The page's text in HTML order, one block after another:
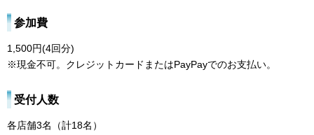
参加費
1,500円(4回分)
※現金不可。クレジットカードまたはPayPayでのお支払い。
受付人数
各店舗3名（計18名）